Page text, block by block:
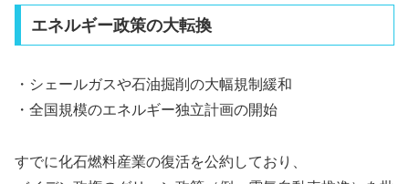
エネルギー政策の大転換
・シェールガスや石油掘削の大幅規制緩和
・全国規模のエネルギー独立計画の開始
すでに化石燃料産業の復活を公約しており、